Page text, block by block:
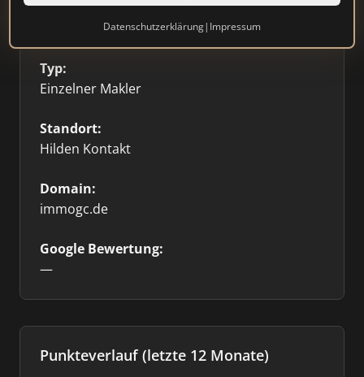
Datenschutzerklärung| Impressum
Firmenprofil ⭐ Etabliert
Typ:
Einzelner Makler
Standort:
Hilden Kontakt
Domain:
immogc.de
Google Bewertung:
—
Punkteverlauf (letzte 12 Monate)